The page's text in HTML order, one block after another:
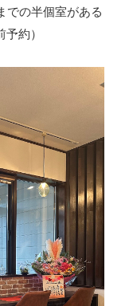
での半個室がある
約）